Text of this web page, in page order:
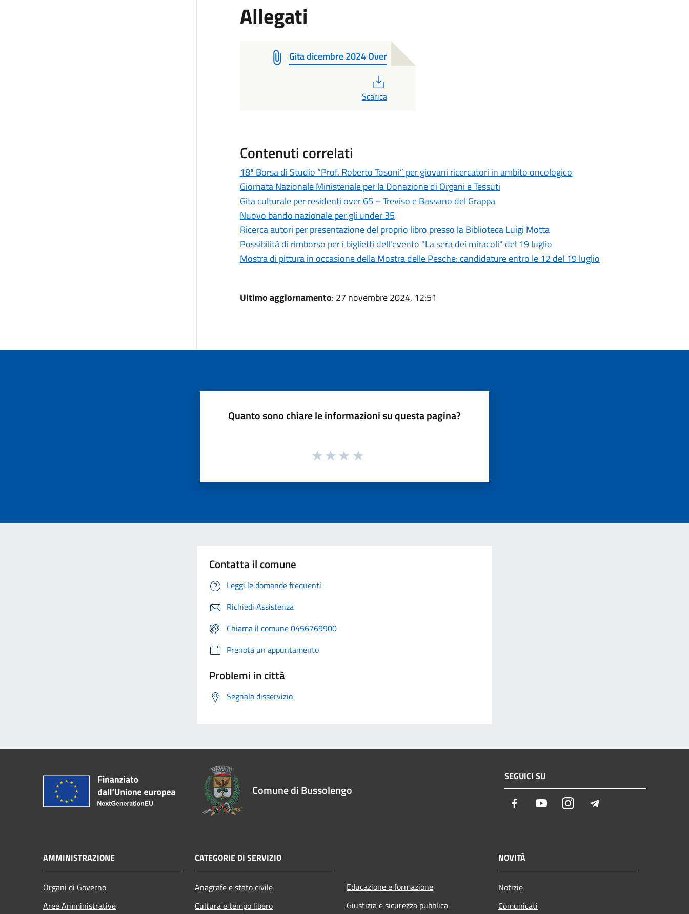
Allegati
Gita dicembre 2024 Over
Scarica
Contenuti correlati
18ª Borsa di Studio “Prof. Roberto Tosoni” per giovani ricercatori in ambito oncologico
Giornata Nazionale Ministeriale per la Donazione di Organi e Tessuti
Gita culturale per residenti over 65 – Treviso e Bassano del Grappa
Nuovo bando nazionale per gli under 35
Ricerca autori per presentazione del proprio libro presso la Biblioteca Luigi Motta
Possibilità di rimborso per i biglietti dell'evento "La sera dei miracoli" del 19 luglio
Mostra di pittura in occasione della Mostra delle Pesche: candidature entro le 12 del 19 luglio
Ultimo aggiornamento: 27 novembre 2024, 12:51
Quanto sono chiare le informazioni su questa pagina?
Contatta il comune
Leggi le domande frequenti
Richiedi Assistenza
Chiama il comune 0456769900
Prenota un appuntamento
Problemi in città
Segnala disservizio
Comune di Bussolengo
SEGUICI SU
Facebook YoutubeInstagram
AMMINISTRAZIONE
Organi di Governo
Aree Amministrative
CATEGORIE DI SERVIZIO
Anagrafe e stato civile
Cultura e tempo libero
Educazione e formazione
Giustizia e sicurezza pubblica
NOVITÀ
Notizie
Comunicati